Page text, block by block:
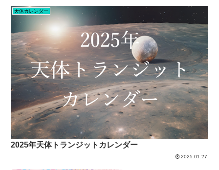
天体カレンダー
2025年天体トランジットカレンダー
2025.01.27